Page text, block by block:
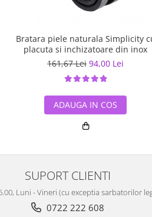
Bratara piele naturala Simplicity
placuta si inchizatoare din inox
161,67 Lei 94,00 Lei
ADAUGA IN COS
SUPORT CLIENTI
Luni - Vineri (cu exceptia sarbatorilor
0722 222 608